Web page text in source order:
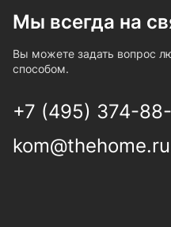
Мы всегда на
Вы можете задать вопрос
способом.
+7 (495) 374-
kom@thehome.ru